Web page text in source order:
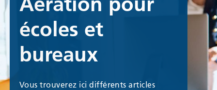
écoles et
bureaux
Vous trouverez ici différents articles